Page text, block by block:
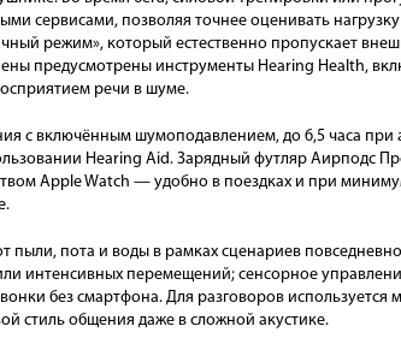
сервисами, позволяя точнее оценивать
режим», который естественно пропускает
предусмотрены инструменты Hearing Health,
речи в шуме.
с включённым шумоподавлением, до 6,5 часа при
Hearing Aid. Зарядный футляр Аирподс
Apple Watch — удобно в поездках и при
пота и воды в рамках сценариев
интенсивных перемещений; сенсорное
без смартфона. Для разговоров используется
стиль общения даже в сложной акустике.